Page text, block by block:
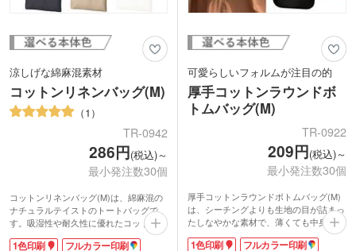
涼しげな綿麻混素材
コットンリネンバッグ(M)
1
TR-0942
286円(税込)～
最小発注数30個
コットンリネンバッグ(M)は、綿麻混の
ナチュラルテイストのトートバッグで
す。吸湿性や耐久性に優れたコットンリ
ネン生地は、サラサラしていて涼しげな
印象。A4サイズのファイルや商品カタ
1色印刷 フルカラー印刷
可愛らしいフォルムが注目の的
厚手コットンラウンドボ
トムバッグ(M)
TR-0922
209円(税込)～
最小発注数30個
厚手コットンラウンドボトムバッグ(M)
は、シーチングよりも生地の目が詰まっ
たしなやかな素材で、薄くても中身が透
けにくい5オンス。雑誌が縦にちょうど
収まるサイズです。
1色印刷 フルカラー印刷